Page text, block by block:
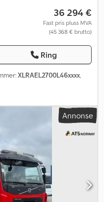
36 294 €
Fast pris pluss MVA
(45 368 € brutto)
Ring
XLRAEL2700L46xxxx,
Annonse